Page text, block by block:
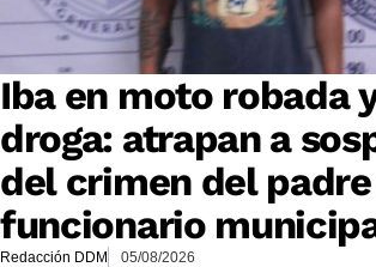
Iba en moto robada
droga: atrapan a
del crimen del
funcionario
Redacción DDM 05/08/2026